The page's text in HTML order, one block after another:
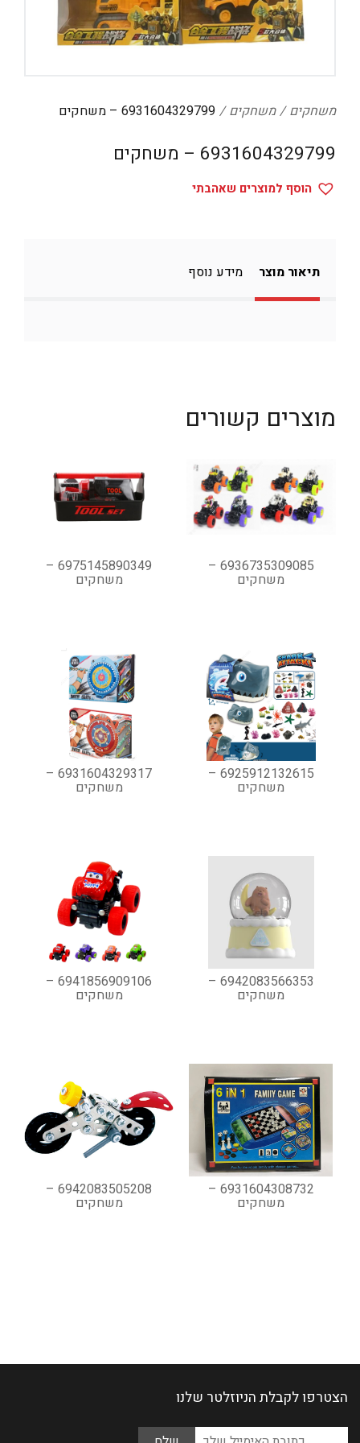
דיגיטל
הום אקססוריז
טיפוח
מסיבות וימי הולדת
משחקים משחקים 6931604329799 – משחקים
6931604329799 – משחקים
הוסף למוצרים שאהבתי
תיאור מוצר מידע נוסף
מוצרים קשורים
6936735309085 –
משחקים
6975145890349 –
משחקים
6925912132615 –
משחקים
6931604329317 –
משחקים
6942083566353 –
משחקים
6941856909106 –
משחקים
6931604308732 –
משחקים
6942083505208 –
משחקים
הצטרפו לקבלת הניוזלטר שלנו
Please